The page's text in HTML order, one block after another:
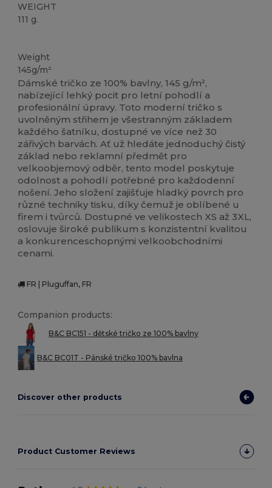
WEIGHT
111 g.
Weight
145g/m²
Dámské tričko ze 100% bavlny, 145 g/m²,
nabízející lehký pocit pro letní pohodlí a
profesionální úpravy. Toto moderní tričko s
uvolněným střihem je všestranným základem
každého šatníku, dostupné ve více než 30
zářivých barvách. Ať už hledáte jednoduchý čistý
základ nebo reklamní předmět pro
velkoobjemový odběr, tento model poskytuje
odolnost a pohodlí potřebné pro každodenní
nošení. Jeho složení zajišťuje hladký povrch pro
různé techniky tisku, díky čemuž je oblíbené u
firem i tvůrců. Dostupné ve velikostech XS až 3XL,
oslovuje široké publikum s konzistentní kvalitou
a konkurenceschopnými velkoobchodními
cenami.
FR | Pluguffan, FR
Companion products:
B&C BC151 - dětské tričko ze 100% bavlny
B&C BC01T - Pánské tričko 100% bavlna
Discover other products
Product Customer Reviews